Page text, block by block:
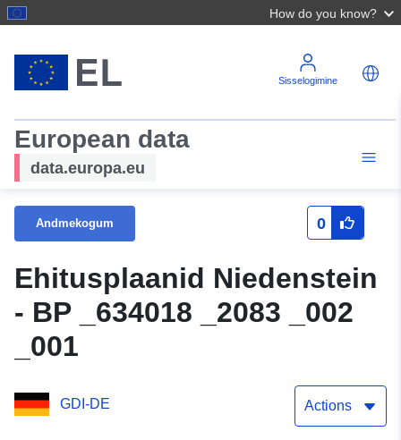
How do you know?
Sisselogimine
European data
data.europa.eu
Andmekogum 0
Ehitusplaanid Niedenstein
- BP _634018 _2083 _002
_001
GDI-DE Actions